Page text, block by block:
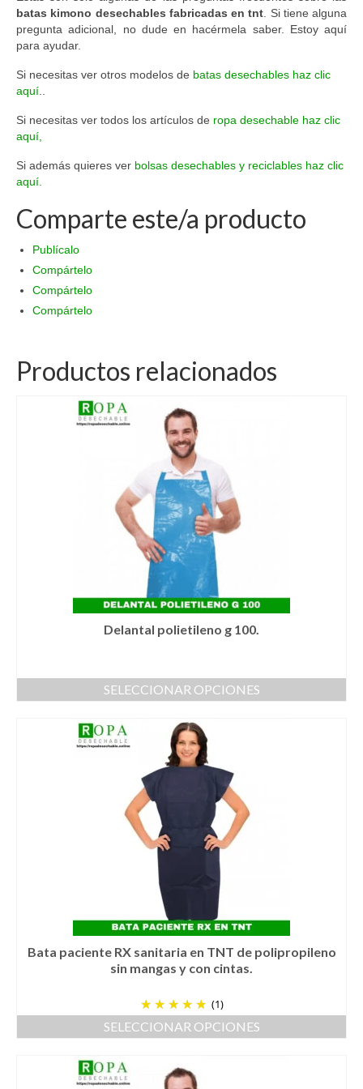
batas kimono desechables fabricadas en tnt . Si tiene alguna
pregunta adicional, no dude en hacérmela saber. Estoy aquí
para ayudar.
Si necesitas ver otros modelos de batas desechables haz clic
aquí
Si necesitas ver todos los artículos de ropa desechable haz clic
aquí,
Si además quieres ver bolsas desechables y reciclables haz clic
aquí.
Comparte este/a producto
Publícalo
Compártelo
Compártelo
Compártelo
Productos relacionados
Delantal polietileno g 100.
SELECCIONAR OPCIONES
producto
tiene
múltiples
variantes.
opciones
pueden
elegir
de
producto
Bata paciente RX sanitaria en TNT de polipropileno
sin mangas y con cintas.
(1)
SELECCIONAR OPCIONES
tiene